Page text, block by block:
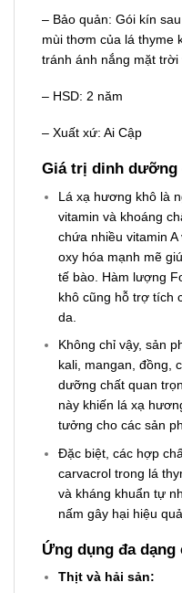
– Bảo quản: Gói kín
mùi thơm của lá thyme
tránh ánh nắng mặt trời
– HSD: 2 năm
– Xuất xứ: Ai Cập
Giá trị dinh dưỡng
Lá xạ hương khô là
vitamin và khoáng
chứa nhiều vitamin
oxy hóa mạnh mẽ
tế bào. Hàm lượng
khô cũng hỗ trợ tích
da.
Không chỉ vậy, sản
kali, mangan, đồng,
dưỡng chất quan
này khiến lá xạ
tưởng cho các sản
Đặc biệt, các hợp
carvacrol trong lá
và kháng khuẩn tự
nấm gây hại hiệu quả.
Ứng dụng đa
Thịt và hải sản: